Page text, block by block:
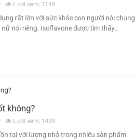
Lượt xem: 1149
rất lớn với sức khỏe con người nói chung
nói riêng. Isoflavone được tìm thấy…
không?
Lượt xem: 1439
tại với lượng nhỏ trong nhiều sản phẩm